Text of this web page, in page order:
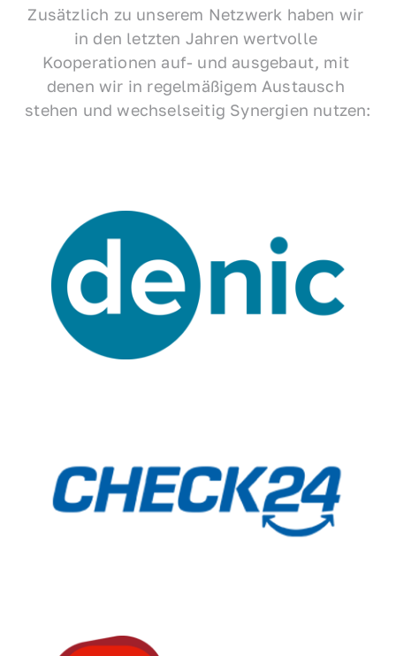
Zusätzlich zu unserem Netzwerk haben wir
in den letzten Jahren wertvolle
Kooperationen auf- und ausgebaut, mit
denen wir in regelmäßigem Austausch
stehen und wechselseitig Synergien nutzen: